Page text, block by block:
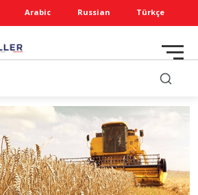
Arabic Russian Türkçe